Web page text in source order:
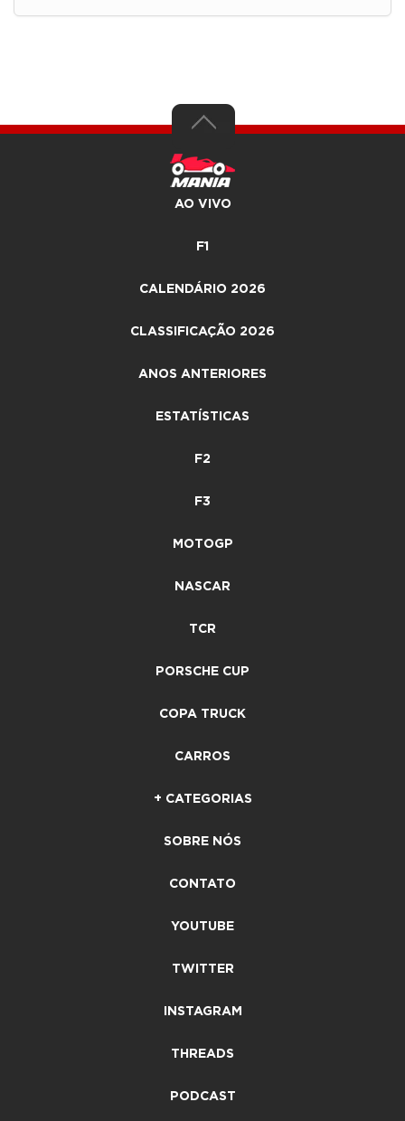
AO VIVO
F1
CALENDÁRIO 2026
CLASSIFICAÇÃO 2026
ANOS ANTERIORES
ESTATÍSTICAS
F2
F3
MOTOGP
NASCAR
TCR
PORSCHE CUP
COPA TRUCK
CARROS
+ CATEGORIAS
SOBRE NÓS
CONTATO
YOUTUBE
TWITTER
INSTAGRAM
THREADS
PODCAST